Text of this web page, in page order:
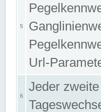
5
Url-
6
Jeder